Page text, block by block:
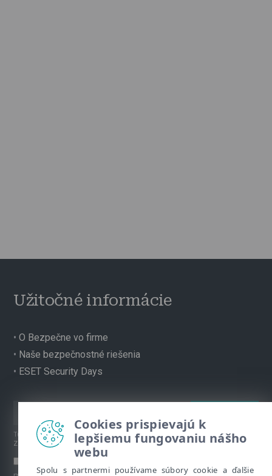
Užitočné informácie
•O Bezpečne vo firme
• Naše bezpečnostné riešenia
• ESET Security Days
Túto stránku chráni reCAPTCHA, platiaPravidlá ochrany súkromiaa
Zmluvné podmienkyspoločnosti Google.
Cookies prispievajú k
lepšiemu fungovaniu nášho
webu
Spolu s partnermi používame súbory cookie a ďalšie